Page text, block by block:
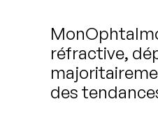
réfractive,
des